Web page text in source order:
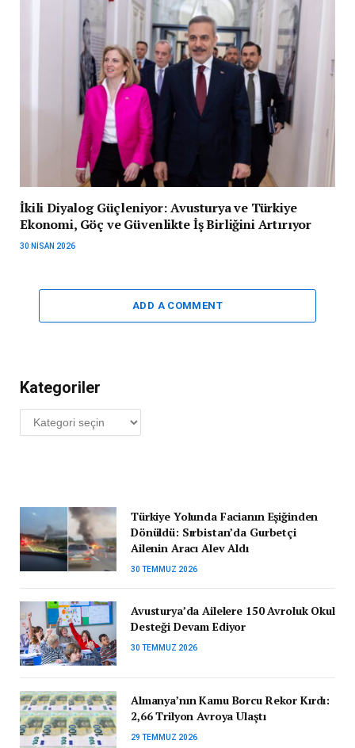
İkili Diyalog Güçleniyor: Avusturya ve Türkiye
Ekonomi, Göç ve Güvenlikte İş Birliğini Artırıyor
30 NISAN 2026
ADD A COMMENT
Kategoriler
Kategoriler
Türkiye Yolunda Facianın Eşiğinden
Dönüldü: Sırbistan’da Gurbetçi
Ailenin Aracı Alev Aldı
30 TEMMUZ 2026
Avusturya’da Ailelere 150 Avroluk Okul
Desteği Devam Ediyor
30 TEMMUZ 2026
Almanya’nın Kamu Borcu Rekor Kırdı:
2,66 Trilyon Avroya Ulaştı
29 TEMMUZ 2026